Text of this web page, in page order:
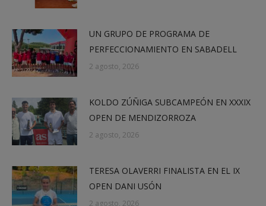
UN GRUPO DE PROGRAMA DE
PERFECCIONAMIENTO EN SABADELL
2 agosto, 2026
KOLDO ZÚÑIGA SUBCAMPEÓN EN XXXIX
OPEN DE MENDIZORROZA
2 agosto, 2026
TERESA OLAVERRI FINALISTA EN EL IX
OPEN DANI USÓN
2 agosto, 2026